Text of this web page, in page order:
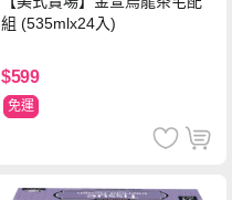
組 (535mlx24入)
$599
免運